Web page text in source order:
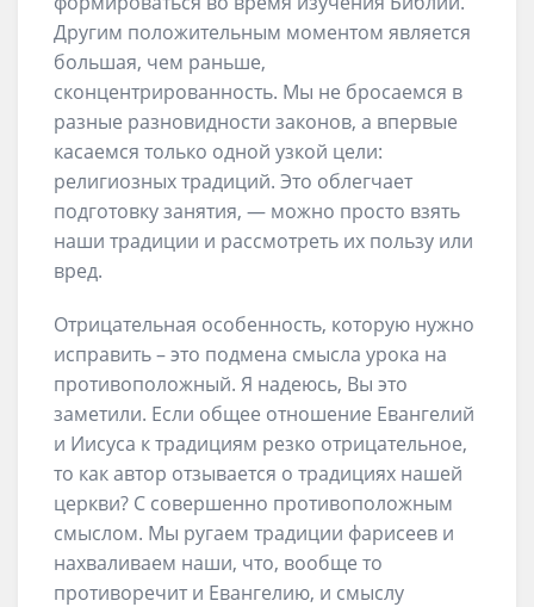
Другим положительным моментом является
большая, чем раньше,
сконцентрированность. Мы не бросаемся в
разные разновидности законов, а впервые
касаемся только одной узкой цели:
религиозных традиций. Это облегчает
подготовку занятия, — можно просто взять
наши традиции и рассмотреть их пользу или
вред.
Отрицательная особенность, которую нужно
исправить – это подмена смысла урока на
противоположный. Я надеюсь, Вы это
заметили. Если общее отношение Евангелий
и Иисуса к традициям резко отрицательное,
то как автор отзывается о традициях нашей
церкви? С совершенно противоположным
смыслом. Мы ругаем традиции фарисеев и
нахваливаем наши, что, вообще то
противоречит и Евангелию, и смыслу